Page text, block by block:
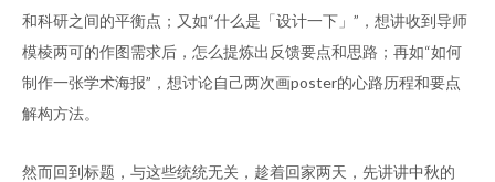
和科研之间的平衡点；又如“什么是「设计一下」”，想讲收到导师
模棱两可的作图需求后，怎么提炼出反馈要点和思路；再如“如何
制作一张学术海报”，想讨论自己两次画poster的心路历程和要点
解构方法。
然而回到标题，与这些统统无关，趁着回家两天，先讲讲中秋的